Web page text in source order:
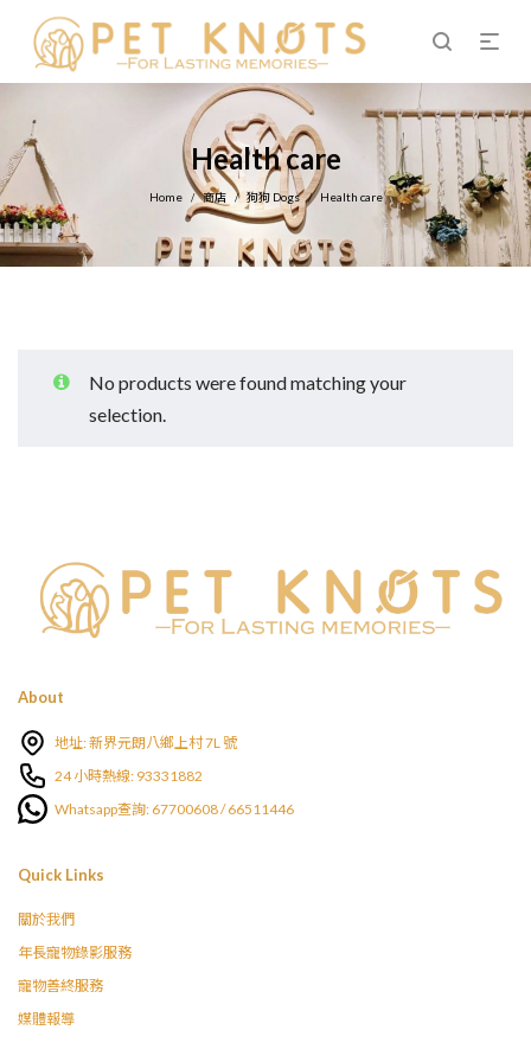
Health care
Home / 商店 / 狗狗 Dogs / Health care
No products were found matching your
selection.
About
地址: 新界元朗八鄉上村 7L 號
24 小時熱線: 93331882
Whatsapp查詢: 67700608 / 66511446
Quick Links
關於我們
年長寵物錄影服務
寵物善終服務
媒體報導